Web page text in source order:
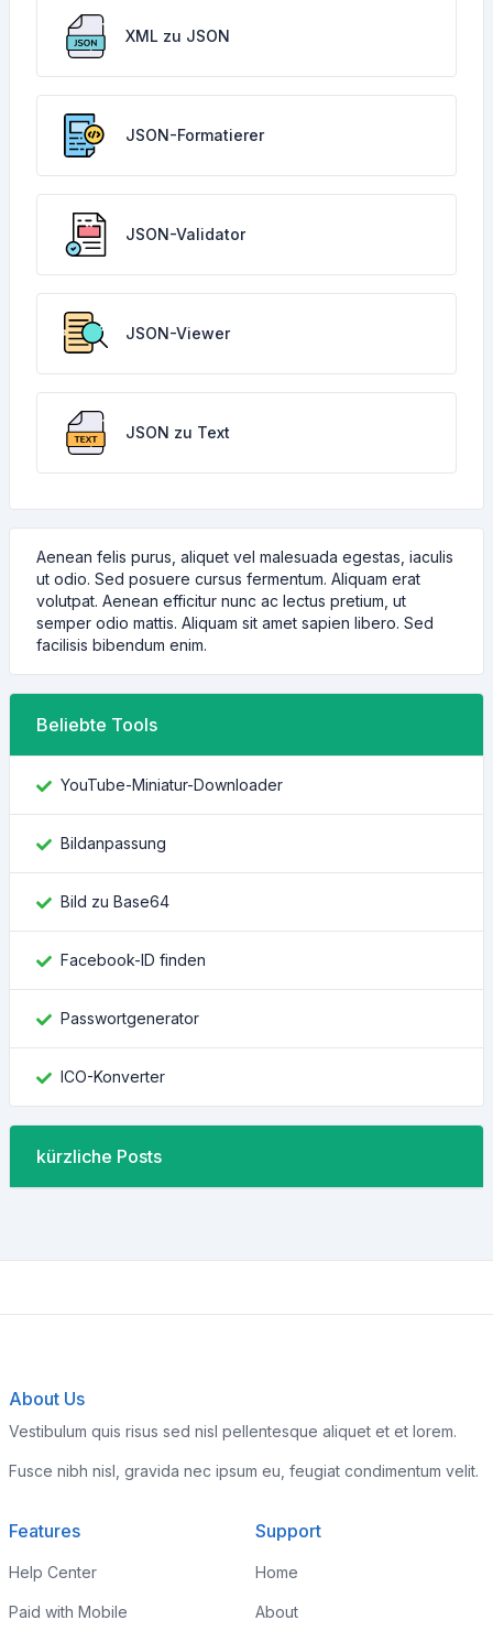
XML zu JSON
JSON-Formatierer
JSON-Validator
JSON-Viewer
JSON zu Text
Aenean felis purus, aliquet vel malesuada egestas, iaculis
ut odio. Sed posuere cursus fermentum. Aliquam erat
volutpat. Aenean efficitur nunc ac lectus pretium, ut
semper odio mattis. Aliquam sit amet sapien libero. Sed
facilisis bibendum enim.
Beliebte Tools
YouTube-Miniatur-Downloader
Bildanpassung
Bild zu Base64
Facebook-ID finden
Passwortgenerator
ICO-Konverter
kürzliche Posts
About Us
Vestibulum quis risus sed nisl pellentesque aliquet et et lorem.
Fusce nibh nisl, gravida nec ipsum eu, feugiat condimentum velit.
Features
Help Center
Paid with Mobile
Support
Home
About